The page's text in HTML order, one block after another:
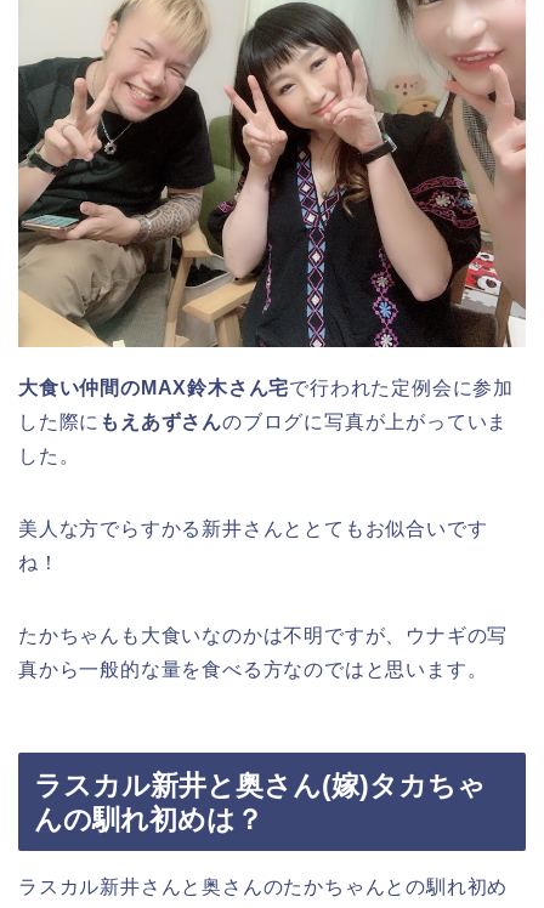
大食い仲間のMAX鈴木さん宅で行われた定例会に参加
した際に もえあずさんのブログに写真が上がっていま
した。
美人な方でらすかる新井さんととてもお似合いです
ね！
たかちゃんも大食いなのかは不明ですが、ウナギの写
真から一般的な量を食べる方なのではと思います。
ラスカル新井と奥さん(嫁)タカちゃ
んの馴れ初めは？
ラスカル新井さんと奥さんのたかちゃんとの馴れ初め